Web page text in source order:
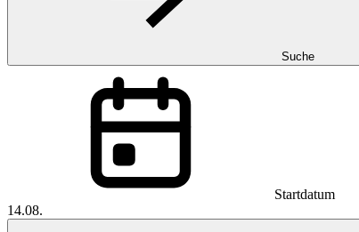
Suche
Startdatum
14.08.